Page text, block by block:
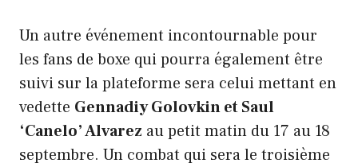
Un autre événement incontournable pour
les fans de boxe qui pourra également être
suivi sur la plateforme sera celui mettant en
vedette Gennadiy Golovkin et Saul
‘Canelo’ Alvarez au petit matin du 17 au 18
septembre. Un combat qui sera le troisième